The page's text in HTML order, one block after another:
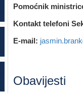
Pomoćnik
Kontakt telefoni
E-mail:
Obavijesti